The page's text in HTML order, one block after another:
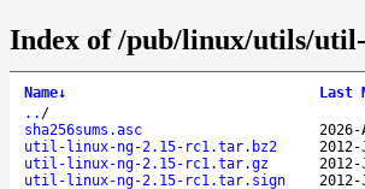
Index of /pub/linux/utils/
Name↓ Last
.. /
sha256sums.asc
util-linux-ng-2.15-rc1.tar.bz2
util-linux-ng-2.15-rc1.tar.gz
util-linux-ng-2.15-rc1.tar.sign